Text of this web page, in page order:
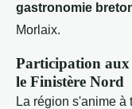
gastronomie
Morlaix.
Participation aux
le Finistère Nord
La région s'anime à